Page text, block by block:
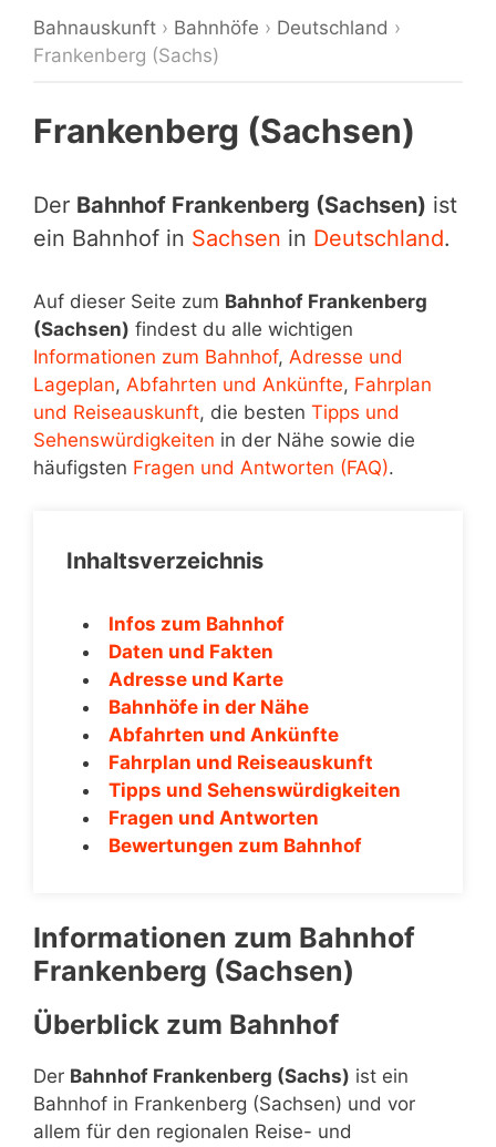
Bahnauskunft › Bahnhöfe › Deutschland ›
Frankenberg (Sachs)
Frankenberg (Sachsen)
Der Bahnhof Frankenberg (Sachsen) ist
ein Bahnhof in Sachsen in Deutschland.
Auf dieser Seite zum Bahnhof Frankenberg
(Sachsen) findest du alle wichtigen
Informationen zum Bahnhof, Adresse und
Lageplan, Abfahrten und Ankünfte, Fahrplan
und Reiseauskunft, die besten Tipps und
Sehenswürdigkeiten in der Nähe sowie die
häufigsten Fragen und Antworten (FAQ).
Inhaltsverzeichnis
Infos zum Bahnhof
Daten und Fakten
Adresse und Karte
Bahnhöfe in der Nähe
Abfahrten und Ankünfte
Fahrplan und Reiseauskunft
Tipps und Sehenswürdigkeiten
Fragen und Antworten
Bewertungen zum Bahnhof
Informationen zum Bahnhof
Frankenberg (Sachsen)
Überblick zum Bahnhof
Der Bahnhof Frankenberg (Sachs) ist ein
Bahnhof in Frankenberg (Sachsen) und vor
allem für den regionalen Reise- und